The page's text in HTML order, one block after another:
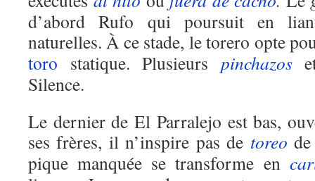
d’abord Rufo qui poursuit en
naturelles. À ce stade, le torero opte
toro statique. Plusieurs pinchazoset
Silence.
Le dernier de El Parralejo est bas,
ses frères, il n’inspire pas de toreo
pique manquée se transforme en